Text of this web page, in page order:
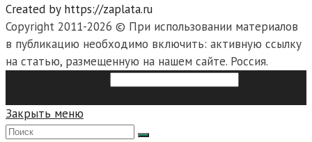
Created by https://zaplata.ru
Copyright 2011-2026 © При использовании материалов
в публикацию необходимо включить: активную ссылку
на статью, размещенную на нашем сайте. Россия.
Закрыть меню